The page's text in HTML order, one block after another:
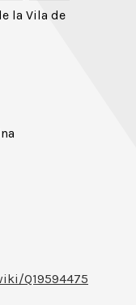
la Vila de
Q19594475